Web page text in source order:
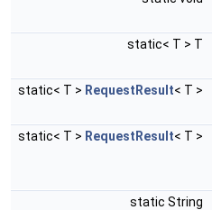
static< T > T
static< T > RequestResult< T >
static< T > RequestResult< T >
static String